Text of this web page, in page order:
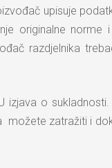
upisuje
originalne norme
razdjelnika
izjava o sukladnosti.
možete zatražiti i